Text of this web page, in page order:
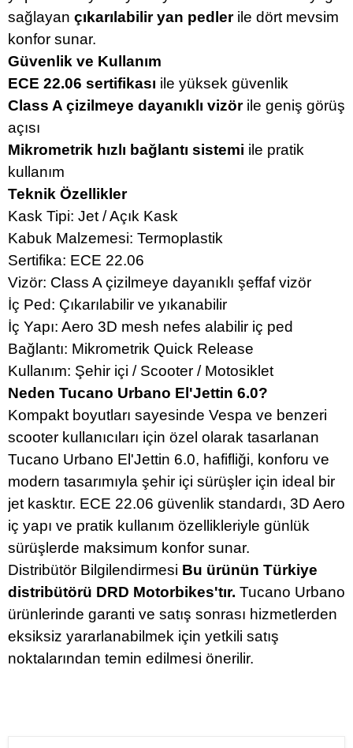
sağlayan çıkarılabilir yan pedlerile dört mevsim
konfor sunar.
Güvenlik ve Kullanım
ECE 22.06 sertifikası ile yüksek güvenlik
Class A çizilmeye dayanıklı vizörile geniş görüş
açısı
Mikrometrik hızlı bağlantı sistemi ile pratik
kullanım
Teknik Özellikler
Kask Tipi: Jet / Açık Kask
Kabuk Malzemesi: Termoplastik
Sertifika: ECE 22.06
Vizör: Class A çizilmeye dayanıklı şeffaf vizör
İç Ped: Çıkarılabilir ve yıkanabilir
İç Yapı: Aero 3D mesh nefes alabilir iç ped
Bağlantı: Mikrometrik Quick Release
Kullanım: Şehir içi / Scooter / Motosiklet
Neden Tucano Urbano El'Jettin 6.0?
Kompakt boyutları sayesinde Vespa ve benzeri
scooter kullanıcıları için özel olarak tasarlanan
Tucano Urbano El'Jettin 6.0, hafifliği, konforu ve
modern tasarımıyla şehir içi sürüşler için ideal bir
jet kasktır. ECE 22.06 güvenlik standardı, 3D Aero
iç yapı ve pratik kullanım özellikleriyle günlük
sürüşlerde maksimum konfor sunar.
Distribütör Bilgilendirmesi Bu ürünün Türkiye
distribütörü DRD Motorbikes'tır. Tucano Urbano
ürünlerinde garanti ve satış sonrası hizmetlerden
eksiksiz yararlanabilmek için yetkili satış
noktalarından temin edilmesi önerilir.